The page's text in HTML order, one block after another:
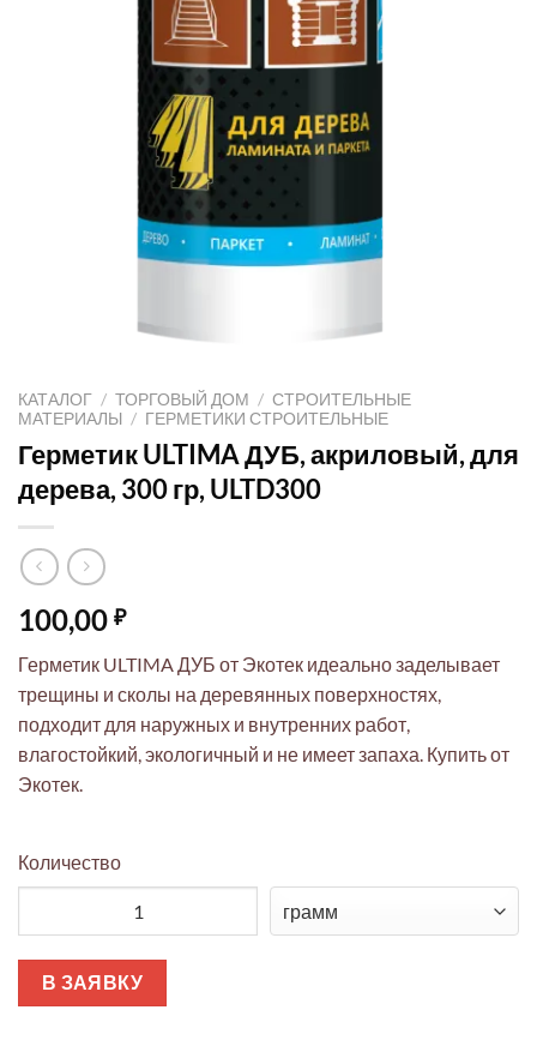
КАТАЛОГ / ТОРГОВЫЙ ДОМ / СТРОИТЕЛЬНЫЕ
МАТЕРИАЛЫ / ГЕРМЕТИКИ СТРОИТЕЛЬНЫЕ
Герметик ULTIMA ДУБ, акриловый, для
дерева, 300 гр, ULTD300
100,00 ₽
Герметик ULTIMA ДУБ от Экотек идеально заделывает
трещины и сколы на деревянных поверхностях,
подходит для наружных и внутренних работ,
влагостойкий, экологичный и не имеет запаха. Купить от
Экотек.
Количество
В ЗАЯВКУ